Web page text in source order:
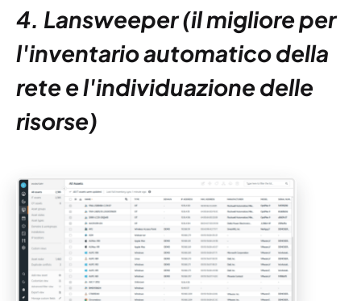
4. Lansweeper (il migliore per
l'inventario automatico della
rete e l'individuazione delle
risorse)